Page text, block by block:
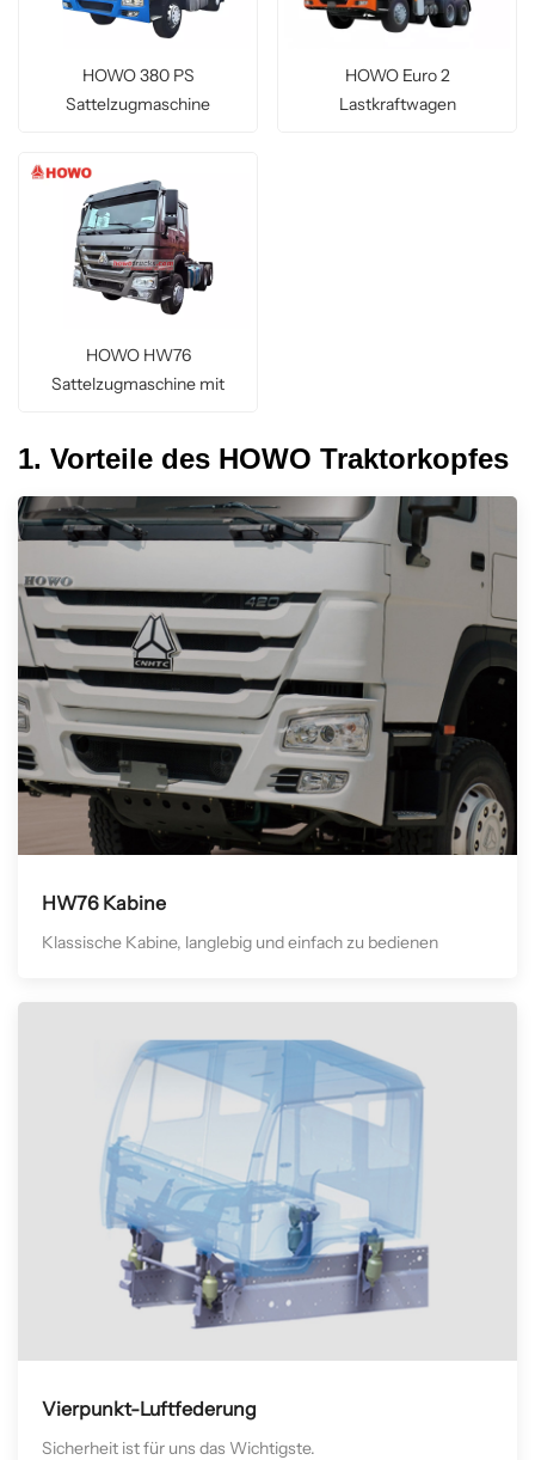
HOWO 380 PS
Sattelzugmaschine
HOWO Euro 2
Lastkraftwagen
HOWO HW76
Sattelzugmaschine mit
1. Vorteile des HOWO Traktorkopfes
HW76 Kabine
Klassische Kabine, langlebig und einfach zu bedienen
Vierpunkt-Luftfederung
Sicherheit ist für uns das Wichtigste.